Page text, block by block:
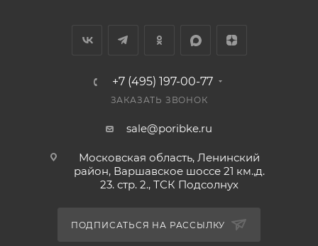
+7 (495) 197-00-77
ЗАКАЗАТЬ ЗВОНОК
sale@poribke.ru
Московская область, Ленинский
район, Варшавское шоссе 21 км.,д.
23. стр. 2., ТСК Подсолнух
ПОДПИСАТЬСЯ НА РАССЫЛКУ